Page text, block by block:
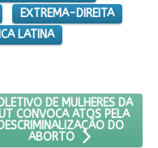
EXTREMA-DIREITA
LATINA
E ELUCUBRAÇÕES
ARTIGO: COLETIVO
DE MULHERES DA
CONVOCA ATOS PELA
DESCRIMINALIZAÇÃO DO
ABORTO